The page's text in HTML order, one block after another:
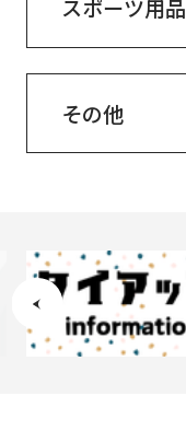
スポーツ用品
その他